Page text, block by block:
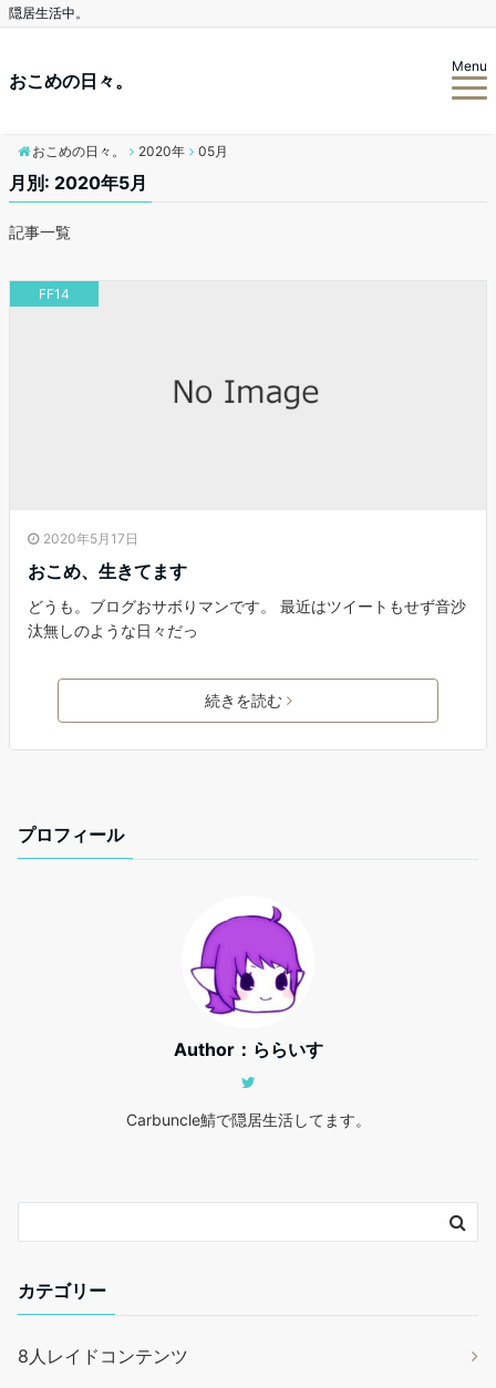
隠居生活中。
おこめの日々。
Menu
おこめの日々。 2020年 05月
月別: 2020年5月
記事一覧
FF14
2020年5月17日
おこめ、生きてます
どうも。ブログおサボりマンです。 最近はツイートもせず音沙
汰無しのような日々だっ
続きを読む
プロフィール
Author：ららいす
Carbuncle鯖で隠居生活してます。
カテゴリー
8人レイドコンテンツ